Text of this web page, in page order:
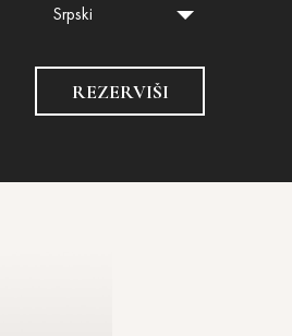
Srpski
REZERVIŠI